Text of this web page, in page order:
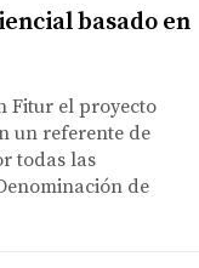
basado en
Fitur el proyecto
un referente de
todas las
de